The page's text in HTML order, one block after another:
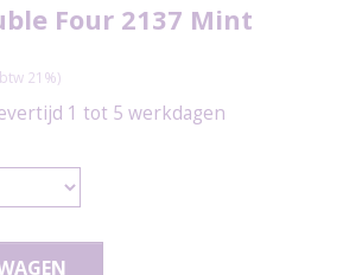
Four 2137 Mint
21%)
1 tot 5 werkdagen